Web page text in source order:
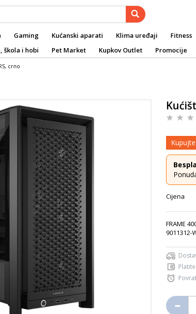
Gaming Kućanski aparati Klima uređaji Fitness
škola i hobi Pet Market Kupkov Outlet Promocije
crno
Cijena
FRAME
9011312-